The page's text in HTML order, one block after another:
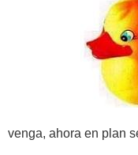
venga, ahora en plan